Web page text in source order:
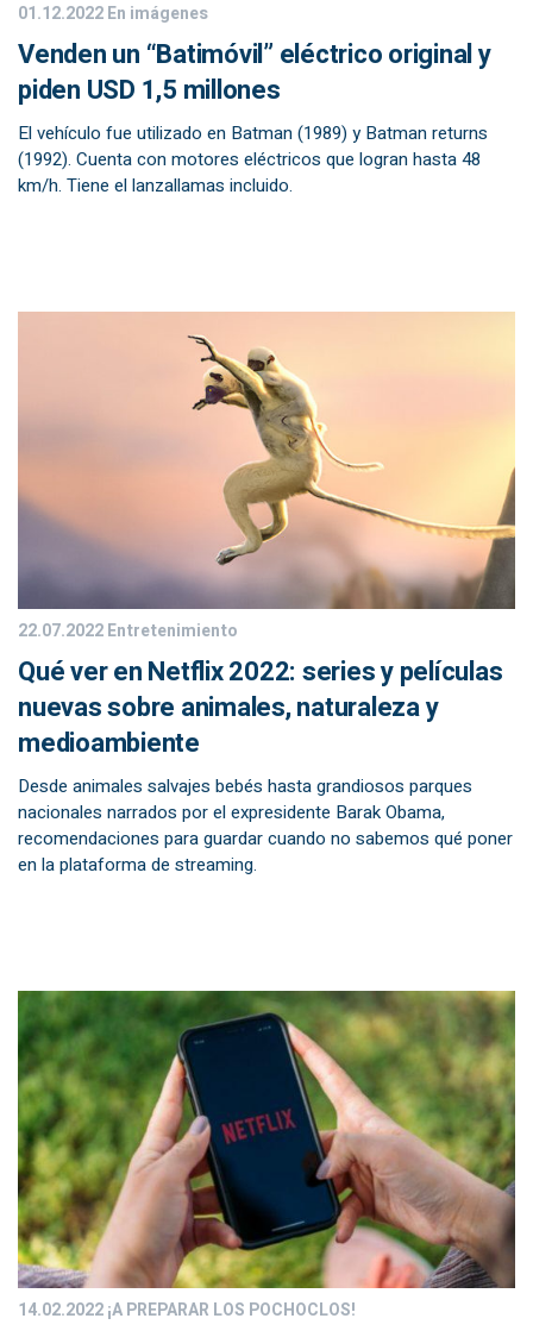
01.12.2022En imágenes
Venden un “Batimóvil” eléctrico original y
piden USD 1,5 millones
El vehículo fue utilizado en Batman (1989) y Batman returns
(1992). Cuenta con motores eléctricos que logran hasta 48
km/h. Tiene el lanzallamas incluido.
22.07.2022Entretenimiento
Qué ver en Netflix 2022: series y películas
nuevas sobre animales, naturaleza y
medioambiente
Desde animales salvajes bebés hasta grandiosos parques
nacionales narrados por el expresidente Barak Obama,
recomendaciones para guardar cuando no sabemos qué poner
en la plataforma de streaming.
14.02.2022¡A PREPARAR LOS POCHOCLOS!